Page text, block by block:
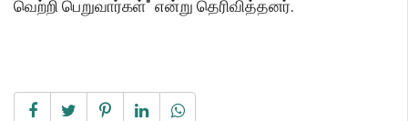
வெற்றி பெறுவார்கள்" என்று தெரிவித்தனர்.